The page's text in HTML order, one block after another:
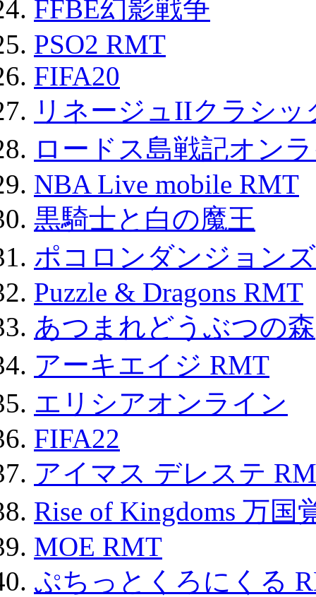
FFBE幻影戦争
PSO2 RMT
FIFA20
リネージュIIクラシ
ロードス島戦記オン
NBA Live mobile RMT
黒騎士と白の魔王
ポコロンダンジョン
Puzzle & Dragons RMT
あつまれどうぶつの森
アーキエイジ RMT
エリシアオンライン
FIFA22
アイマス デレステ
Rise of Kingdoms 万
MOE RMT
ぷちっとくろにくる